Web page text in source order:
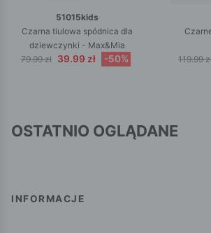
51015kids
Czarna tiulowa spódnica dla
dziewczynki - Max&Mia
79.99 zł
39.99 zł -50%
119.99
OSTATNIO OGLĄDANE
INFORMACJE